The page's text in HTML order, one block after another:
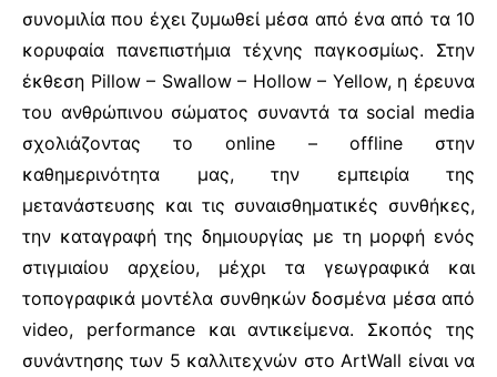
συνομιλία που έχει ζυμωθεί μέσα από ένα από τα 10
κορυφαία πανεπιστήμια τέχνης παγκοσμίως. Στην
έκθεση Pillow – Swallow – Hollow – Yellow, η έρευνα
του ανθρώπινου σώματος συναντά τα social media
σχολιάζοντας τοonline – offline στην
καθημερινότητα μας, την εμπειρία της
μετανάστευσης και τις συναισθηματικές συνθήκες,
την καταγραφή της δημιουργίας με τη μορφή ενός
στιγμιαίου αρχείου, μέχρι τα γεωγραφικά και
τοπογραφικά μοντέλα συνθηκών δοσμένα μέσα από
video, performance και αντικείμενα. Σκοπός της
συνάντησης των 5 καλλιτεχνών στο ArtWall είναι να